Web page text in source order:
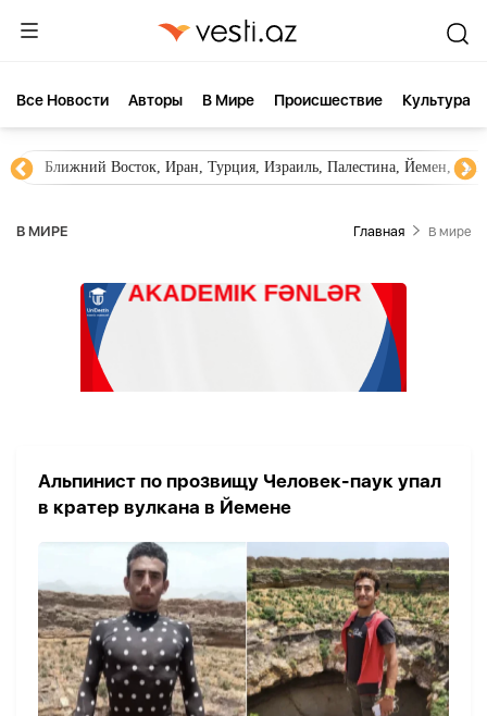
Все Новости Aвторы В Мире Происшествие Культура
Ближний Восток, Иран, Турция, Израиль, Палестина, Йемен,
В МИРЕ Главная В мире
Альпинист по прозвищу Человек-паук упал
в кратер вулкана в Йемене